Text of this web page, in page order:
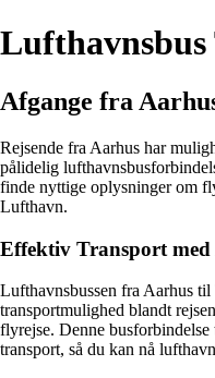
Afgange fra
Rejsende fra Aarhus har
pålidelig
finde nyttige oplysninger om
Lufthavn.
Effektiv Transport
Lufthavnsbussen fra Aarhus
transportmulighed blandt
flyrejse. Denne
transport, så du kan nå